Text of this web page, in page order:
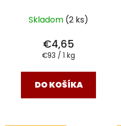
Skladom (2 ks)
€4,65
Jednotková
€93 / 1 kg
DO KOŠÍKA